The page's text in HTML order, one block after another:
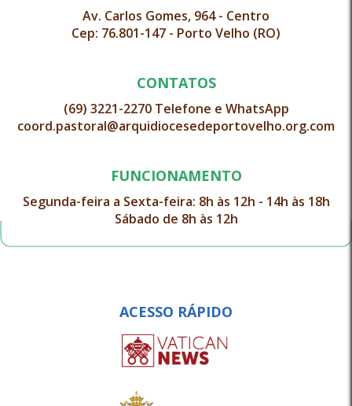
Av. Carlos Gomes, 964 - Centro
Cep: 76.801-147 - Porto Velho (RO)
CONTATOS
(69) 3221-2270 Telefone e WhatsApp
coord.pastoral@arquidiocesedeportovelho.org.com
FUNCIONAMENTO
Segunda-feira a Sexta-feira: 8h às 12h - 14h às 18h
Sábado de 8h às 12h
ACESSO RÁPIDO